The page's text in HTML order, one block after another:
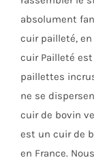
absolument
cuir pailleté,
cuir Pailleté
paillettes
ne se
cuir de bovin
est un cuir de
en France.